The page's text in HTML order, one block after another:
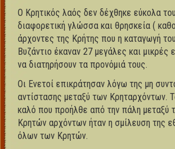
Ο Κρητικός λαός δεν δέχθηκε εύκολα
διαφορετική γλώσσα και θρησκεία (
άρχοντες της Κρήτης που η καταγωγή
Βυζάντιο έκαναν 27 μεγάλες και μικρές
να διατηρήσουν τα προνόμιά τους.
Οι Ενετοί επικράτησαν λόγω της μη
αντίστασης μεταξύ των Κρηταρχόντων.
καλό που προήλθε από την πάλη μεταξύ
Κρητών αρχόντων ήταν η σμίλευση της
όλων των Κρητών.